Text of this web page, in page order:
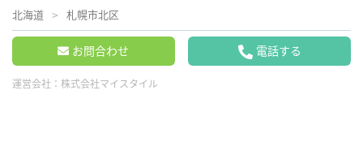
北海道 札幌市北区
お問合わせ 電話する
運営会社： 株式会社マイスタイル